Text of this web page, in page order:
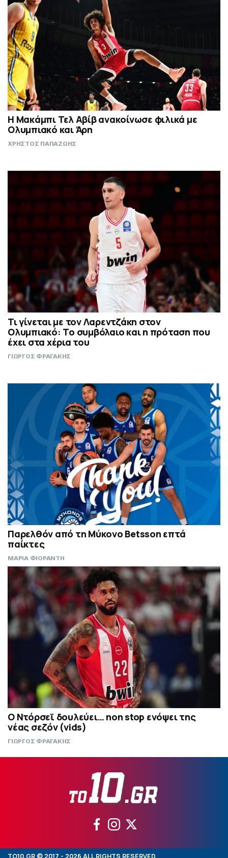
Η Μακάμπι Τελ Αβίβ ανακοίνωσε φιλικά με
Ολυμπιακό και Άρη
ΧΡΗΣΤΟΣ ΠΑΠΑΖΩΗΣ
Τι γίνεται με τον Λαρεντζάκη στον
Ολυμπιακό: Το συμβόλαιο και η πρόταση που
έχει στα χέρια του
ΓΙΩΡΓΟΣ ΦΡΑΓΑΚΗΣ
Παρελθόν από τη Μύκονο Betsson επτά
παίκτες
ΜΑΡΙΑ ΦΙΟΡΑΝΤΗ
Ο Ντόρσεϊ δουλεύει… non stop ενόψει της
νέας σεζόν (vids)
ΓΙΩΡΓΟΣ ΦΡΑΓΑΚΗΣ